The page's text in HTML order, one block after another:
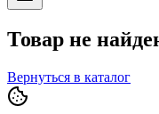
Товар не
Вернуться в каталог